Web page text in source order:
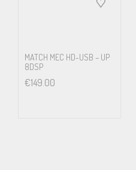
MATCH MEC HD-USB – UP
8DSP
€149.00